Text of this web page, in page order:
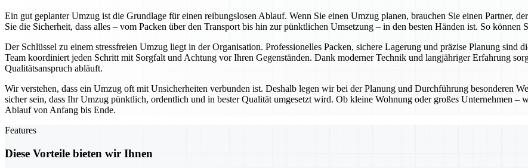
Ein gut geplanter Umzug ist die Grundlage für einen reibungslosen Ablauf. Wenn Sie einen Umzug planen, brauchen Sie einen Partner,
Sie die Sicherheit, dass alles – vom Packen über den Transport bis hin zur pünktlichen Umsetzung – in den besten Händen ist. So können
Der Schlüssel zu einem stressfreien Umzug liegt in der Organisation. Professionelles Packen, sichere Lagerung und präzise Planung sind
Team koordiniert jeden Schritt mit Sorgfalt und Achtung vor Ihren Gegenständen. Dank moderner Technik und langjähriger Erfahrung
Qualitätsanspruch abläuft.
Wir verstehen, dass ein Umzug oft mit Unsicherheiten verbunden ist. Deshalb legen wir bei der Planung und Durchführung besonderen
sicher sein, dass Ihr Umzug pünktlich, ordentlich und in bester Qualität umgesetzt wird. Ob kleine Wohnung oder großes Unternehmen –
Ablauf von Anfang bis Ende.
Features
Diese Vorteile bieten wir Ihnen